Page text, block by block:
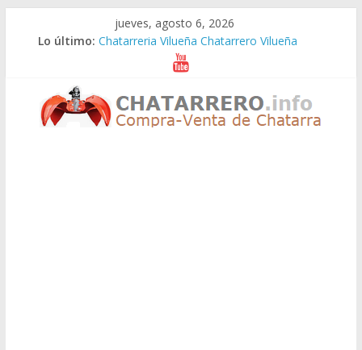
jueves, agosto 6, 2026
Lo último: Chatarreria Vilueña Chatarrero Vilueña
Chatarreria Zuera Chatarrero Zuera
Chatarreria Zaragoza Chatarrero Zaragoza
Chatarreria Zaida Chatarrero Zaida
Chatarreria Vistabella Chatarrero Vistabella